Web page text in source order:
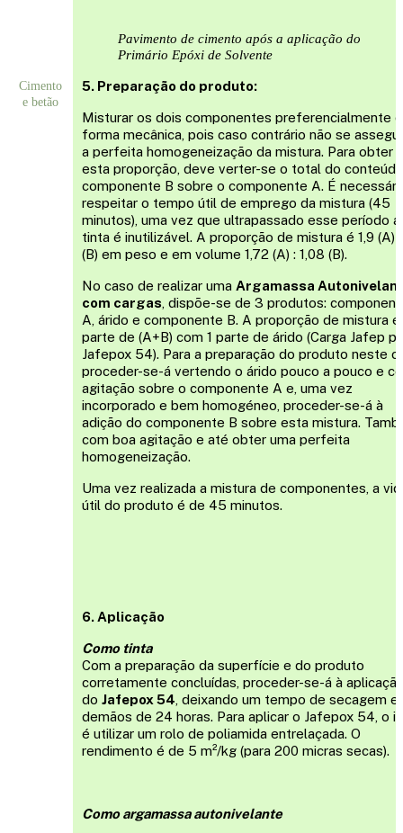
Cimento
e betão
Pavimento de cimento após a aplicação do
Primário Epóxi de Solvente
5. Preparação do produto:
Misturar os dois componentes preferencialmente
forma mecânica, pois caso contrário não se
a perfeita homogeneização da mistura. Para obter
esta proporção, deve verter-se o total do
componente B sobre o componente A. É
respeitar o tempo útil de emprego da mistura (45
minutos), uma vez que ultrapassado esse período a
tinta é inutilizável. A proporção de mistura é 1,9 (A) :
(B) em peso e em volume 1,72 (A) : 1,08 (B).
No caso de realizar uma Argamassa
com cargas, dispõe-se de 3 produtos:
A, árido e componente B. A proporção de mistura é
parte de (A+B) com 1 parte de árido (Carga Jafep
Jafepox 54). Para a preparação do produto neste
proceder-se-á vertendo o árido pouco a pouco e
agitação sobre o componente A e, uma vez
incorporado e bem homogéneo, proceder-se-á à
adição do componente B sobre esta mistura.
com boa agitação e até obter uma perfeita
homogeneização.
Uma vez realizada a mistura de componentes, a
útil do produto é de 45 minutos.
6. Aplicação
Como tinta
Com a preparação da superfície e do produto
corretamente concluídas, proceder-se-á à
do Jafepox 54, deixando um tempo de secagem
demãos de 24 horas. Para aplicar o Jafepox 54, o
é utilizar um rolo de poliamida entrelaçada. O
rendimento é de 5 m²/kg (para 200 micras secas).
Como argamassa autonivelante